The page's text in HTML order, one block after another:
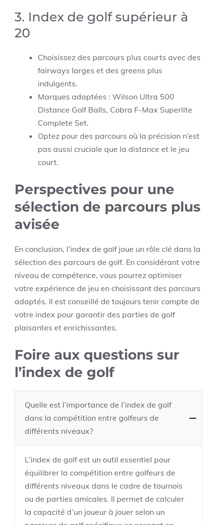
3. Index de golf supérieur à
20
Choisissez des parcours plus courts avec des
fairways larges et des greens plus
indulgents.
Marques adaptées : Wilson Ultra 500
Distance Golf Balls, Cobra F-Max Superlite
Complete Set.
Optez pour des parcours où la précision n’est
pas aussi cruciale que la distance et le jeu
court.
Perspectives pour une
sélection de parcours plus
avisée
En conclusion, l’index de golf joue un rôle clé dans la
sélection des parcours de golf. En considérant votre
niveau de compétence, vous pourrez optimiser
votre expérience de jeu en choisissant des parcours
adaptés. Il est conseillé de toujours tenir compte de
votre index pour garantir des parties de golf
plaisantes et enrichissantes.
Foire aux questions sur
l’index de golf
Quelle est l’importance de l’index de golf
dans la compétition entre golfeurs de
différents niveaux?
L’index de golf est un outil essentiel pour
équilibrer la compétition entre golfeurs de
différents niveaux dans le cadre de tournois
ou de parties amicales. Il permet de calculer
la capacité d’un joueur à jouer selon un